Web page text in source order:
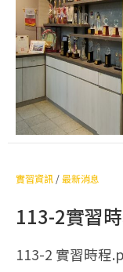
實習資訊 /最新消息
113-2實習
113-2 實習時程